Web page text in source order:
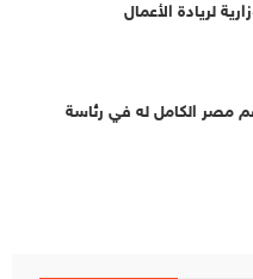
لريادة الأعمال
مصر الكامل له في رئاسة